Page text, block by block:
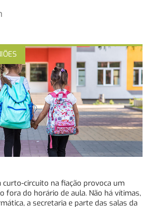
curto-circuito na fiação provoca um
fora do horário de aula. Não há vítimas,
a secretaria e parte das salas da